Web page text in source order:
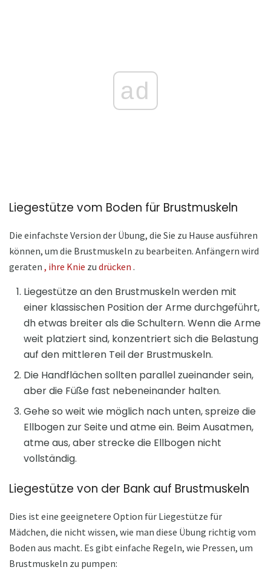
ad
Liegestütze vom Boden für Brustmuskeln
Die einfachste Version der Übung, die Sie zu Hause ausführen
können, um die Brustmuskeln zu bearbeiten. Anfängern wird
geraten , ihre Knie zu drücken .
Liegestütze an den Brustmuskeln werden mit
einer klassischen Position der Arme durchgeführt,
dh etwas breiter als die Schultern. Wenn die Arme
weit platziert sind, konzentriert sich die Belastung
auf den mittleren Teil der Brustmuskeln.
Die Handflächen sollten parallel zueinander sein,
aber die Füße fast nebeneinander halten.
Gehe so weit wie möglich nach unten, spreize die
Ellbogen zur Seite und atme ein. Beim Ausatmen,
atme aus, aber strecke die Ellbogen nicht
vollständig.
Liegestütze von der Bank auf Brustmuskeln
Dies ist eine geeignetere Option für Liegestütze für
Mädchen, die nicht wissen, wie man diese Übung richtig vom
Boden aus macht. Es gibt einfache Regeln, wie Pressen, um
Brustmuskeln zu pumpen: